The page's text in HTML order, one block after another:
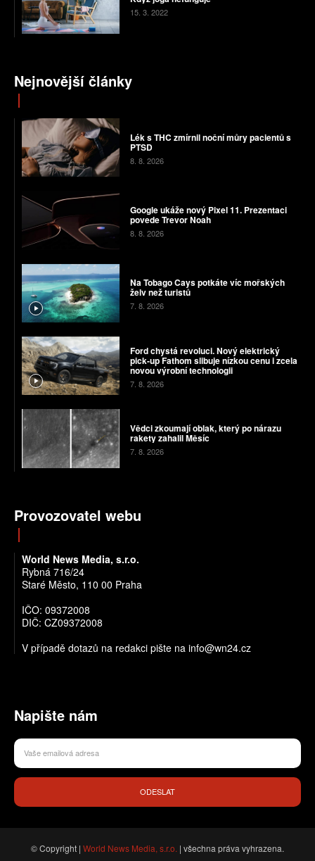
15. 3. 2022
Nejnovější články
Lék s THC zmírnil noční můry pacientů s
PTSD
8. 8. 2026
Google ukáže nový Pixel 11. Prezentaci
povede Trevor Noah
8. 8. 2026
Na Tobago Cays potkáte víc mořských
želv než turistů
7. 8. 2026
Ford chystá revoluci. Nový elektrický
pick-up Fathom slibuje nízkou cenu i zcela
novou výrobní technologii
7. 8. 2026
Vědci zkoumají oblak, který po nárazu
rakety zahalil Měsíc
7. 8. 2026
Provozovatel webu
World News Media, s.r.o.
Rybná 716/24
Staré Město, 110 00 Praha
IČO: 09372008
DIČ: CZ09372008
V případě dotazů na redakci pište na info@wn24.cz
Napište nám
ODESLAT
© Copyright | World News Media, s.r.o. | všechna práva vyhrazena.